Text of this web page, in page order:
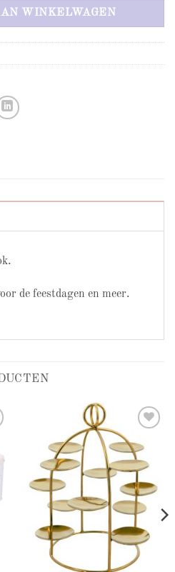
WINKELWAGEN
de feestdagen en meer.
wishlist